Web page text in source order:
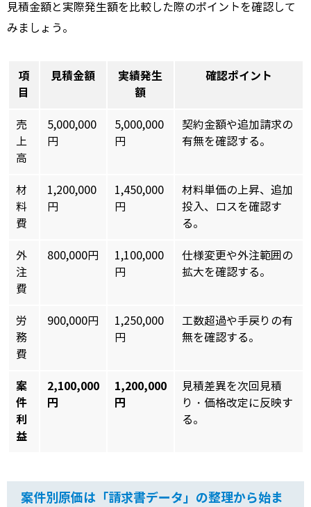
見積金額と実際発生額を比較した際のポイントを確認して
みましょう。
項
目
見積金額
実績発生
額
確認ポイント
売
上
高
5,000,000
円
5,000,000
円
契約金額や追加請求の
有無を確認する。
材
料
費
1,200,000
円
1,450,000
円
材料単価の上昇、追加
投入、ロスを確認す
る。
外
注
費
800,000円
1,100,000
円
仕様変更や外注範囲の
拡大を確認する。
労
務
費
900,000円
1,250,000
円
工数超過や手戻りの有
無を確認する。
案
件
利
益
2,100,000
円
1,200,000
円
見積差異を次回見積
り・価格改定に反映す
る。
案件別原価は「請求書データ」の整理から始ま